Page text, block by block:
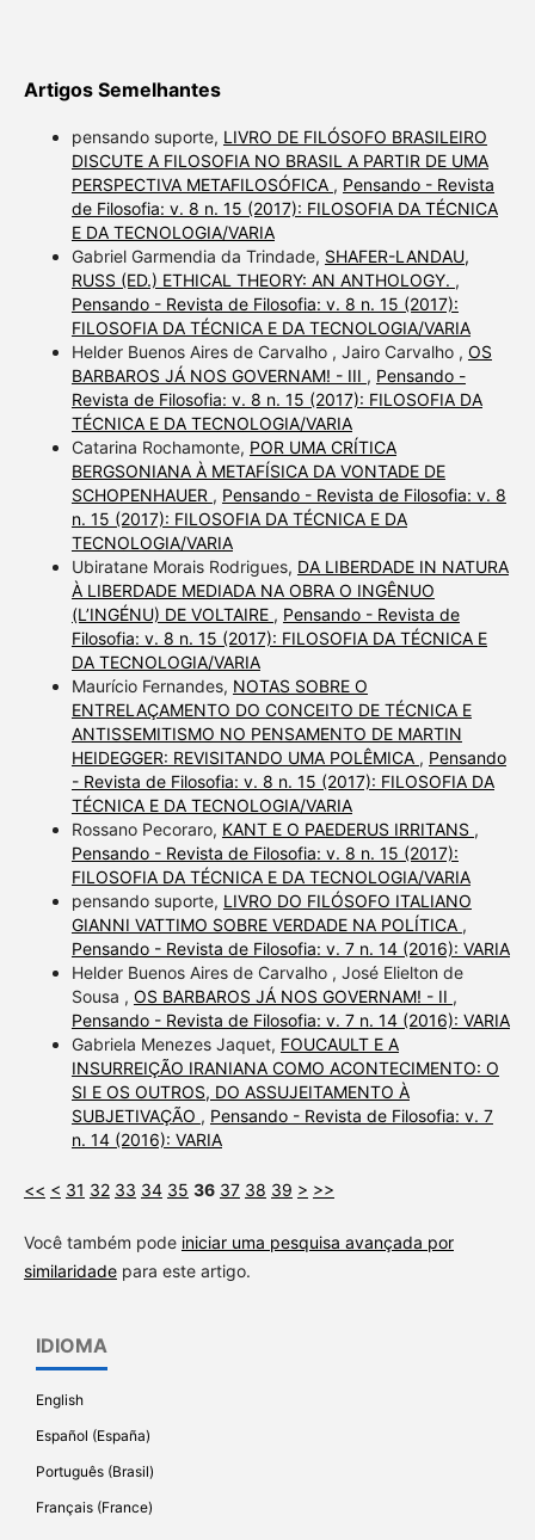
Artigos Semelhantes
pensando suporte, LIVRO DE FILÓSOFO BRASILEIRO
DISCUTE A FILOSOFIA NO BRASIL A PARTIR DE UMA
PERSPECTIVA METAFILOSÓFICA , Pensando - Revista
de Filosofia: v. 8 n. 15 (2017): FILOSOFIA DA TÉCNICA
E DA TECNOLOGIA/VARIA
Gabriel Garmendia da Trindade, SHAFER-LANDAU,
RUSS (ED.) ETHICAL THEORY: AN ANTHOLOGY. ,
Pensando - Revista de Filosofia: v. 8 n. 15 (2017):
FILOSOFIA DA TÉCNICA E DA TECNOLOGIA/VARIA
Helder Buenos Aires de Carvalho , Jairo Carvalho , OS
BARBAROS JÁ NOS GOVERNAM! - III , Pensando -
Revista de Filosofia: v. 8 n. 15 (2017): FILOSOFIA DA
TÉCNICA E DA TECNOLOGIA/VARIA
Catarina Rochamonte, POR UMA CRÍTICA
BERGSONIANA À METAFÍSICA DA VONTADE DE
SCHOPENHAUER , Pensando - Revista de Filosofia: v. 8
n. 15 (2017): FILOSOFIA DA TÉCNICA E DA
TECNOLOGIA/VARIA
Ubiratane Morais Rodrigues, DA LIBERDADE IN NATURA
À LIBERDADE MEDIADA NA OBRA O INGÊNUO
(L’INGÉNU) DE VOLTAIRE , Pensando - Revista de
Filosofia: v. 8 n. 15 (2017): FILOSOFIA DA TÉCNICA E
DA TECNOLOGIA/VARIA
Maurício Fernandes, NOTAS SOBRE O
ENTRELAÇAMENTO DO CONCEITO DE TÉCNICA E
ANTISSEMITISMO NO PENSAMENTO DE MARTIN
HEIDEGGER: REVISITANDO UMA POLÊMICA , Pensando
- Revista de Filosofia: v. 8 n. 15 (2017): FILOSOFIA DA
TÉCNICA E DA TECNOLOGIA/VARIA
Rossano Pecoraro, KANT E O PAEDERUS IRRITANS ,
Pensando - Revista de Filosofia: v. 8 n. 15 (2017):
FILOSOFIA DA TÉCNICA E DA TECNOLOGIA/VARIA
pensando suporte, LIVRO DO FILÓSOFO ITALIANO
GIANNI VATTIMO SOBRE VERDADE NA POLÍTICA ,
Pensando - Revista de Filosofia: v. 7 n. 14 (2016): VARIA
Helder Buenos Aires de Carvalho , José Elielton de
Sousa , OS BARBAROS JÁ NOS GOVERNAM! - II ,
Pensando - Revista de Filosofia: v. 7 n. 14 (2016): VARIA
Gabriela Menezes Jaquet, FOUCAULT E A
INSURREIÇÃO IRANIANA COMO ACONTECIMENTO: O
SI E OS OUTROS, DO ASSUJEITAMENTO À
SUBJETIVAÇÃO , Pensando - Revista de Filosofia: v. 7
n. 14 (2016): VARIA
<< < 31 32 33 34 35 36 37 38 39 > >>
Você também pode iniciar uma pesquisa avançada por
similaridadepara este artigo.
IDIOMA
English
Español (España)
Português (Brasil)
Français (France)